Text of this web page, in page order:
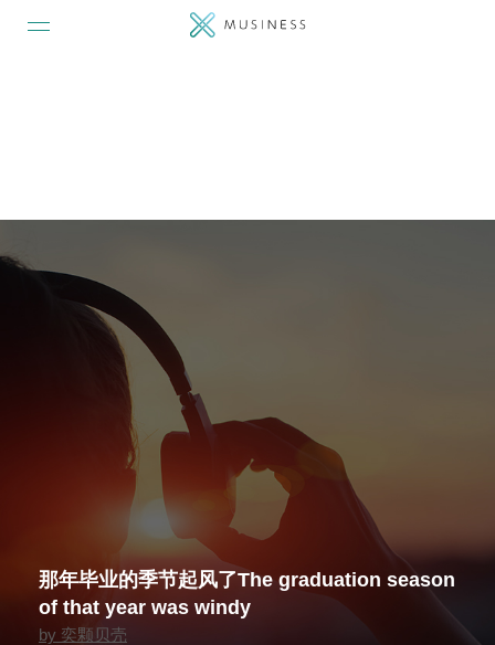
那年毕业的季节起风了The graduation season
of that year was windy
by 奕颗贝壳